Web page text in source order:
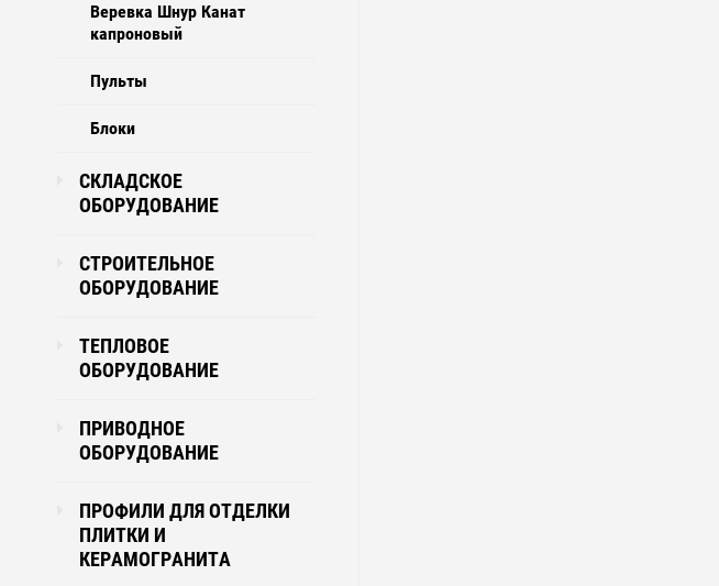
Веревка Шнур Канат
капроновый
Пульты
Блоки
СКЛАДСКОЕ
ОБОРУДОВАНИЕ
СТРОИТЕЛЬНОЕ
ОБОРУДОВАНИЕ
ТЕПЛОВОЕ
ОБОРУДОВАНИЕ
ПРИВОДНОЕ
ОБОРУДОВАНИЕ
ПРОФИЛИ ДЛЯ ОТДЕЛКИ
ПЛИТКИ И
КЕРАМОГРАНИТА